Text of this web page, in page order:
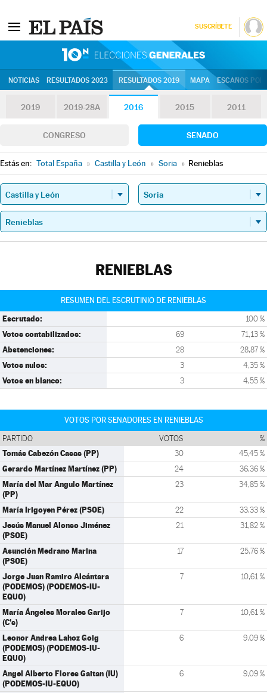
SUSCRÍBETE
NOTICIAS RESULTADOS 2023 RESULTADOS 2019 MAPA ESCAÑOS
2019 2019-28A 2016 2015 2011
CONGRESO SENADO
Estás en: Total España » Castilla y León » Soria » Renieblas
RENIEBLAS
RESUMEN DEL ESCRUTINIO DE RENIEBLAS
Escrutado: 100 %
Votos contabilizados: 69 71,13 %
Abstenciones: 28 28,87 %
Votos nulos: 3 4,35 %
Votos en blanco: 3 4,55 %
VOTOS POR SENADORES EN RENIEBLAS
PARTIDO VOTOS %
Tomás Cabezón Casas (PP) 30 45,45 %
Gerardo Martínez Martínez (PP) 24 36,36 %
María del Mar Angulo Martínez
(PP)
23 34,85 %
María Irigoyen Pérez (PSOE) 22 33,33 %
Jesús Manuel Alonso Jiménez
(PSOE)
21 31,82 %
Asunción Medrano Marina
(PSOE)
17 25,76 %
Jorge Juan Ramiro Alcántara
(PODEMOS) (PODEMOS-IU-
EQUO)
7 10,61 %
María Ángeles Morales Garijo
(C's)
7 10,61 %
Leonor Andrea Lahoz Goig
(PODEMOS) (PODEMOS-IU-
EQUO)
6 9,09 %
Angel Alberto Flores Gaitan (IU)
(PODEMOS-IU-EQUO)
6 9,09 %